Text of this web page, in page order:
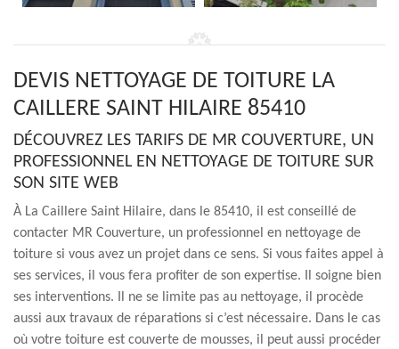
DEVIS NETTOYAGE DE TOITURE LA
CAILLERE SAINT HILAIRE 85410
DÉCOUVREZ LES TARIFS DE MR COUVERTURE, UN
PROFESSIONNEL EN NETTOYAGE DE TOITURE SUR
SON SITE WEB
À La Caillere Saint Hilaire, dans le 85410, il est conseillé de
contacter MR Couverture, un professionnel en nettoyage de
toiture si vous avez un projet dans ce sens. Si vous faites appel à
ses services, il vous fera profiter de son expertise. Il soigne bien
ses interventions. Il ne se limite pas au nettoyage, il procède
aussi aux travaux de réparations si c’est nécessaire. Dans le cas
où votre toiture est couverte de mousses, il peut aussi procéder